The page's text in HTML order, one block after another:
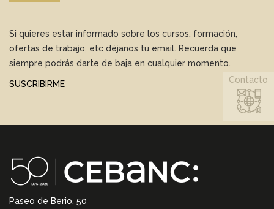
Si quieres estar informado sobre los cursos, formación,
ofertas de trabajo, etc déjanos tu email. Recuerda que
siempre podrás darte de baja en cualquier momento.
SUSCRIBIRME
Paseo de Berio, 50
Contacto